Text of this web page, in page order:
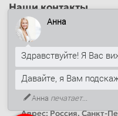
Наши контакты
+7 (812) 389-26-20
+7 (499) 444-14-71
Наш адрес
Офис продаж
Адрес: Россия, Санкт-
Анна
Здравствуйте! Я Вас
Давайте, я Вам
Анна печатает...